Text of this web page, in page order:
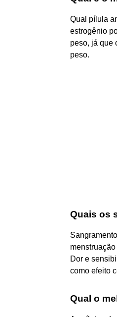
Qual pílula
estrogênio
peso, já que
peso.
Quais os
Dor e
como efeito
Qual o